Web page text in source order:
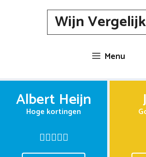
Wijn
Menu
Albert Heijn
Hoge kortingen